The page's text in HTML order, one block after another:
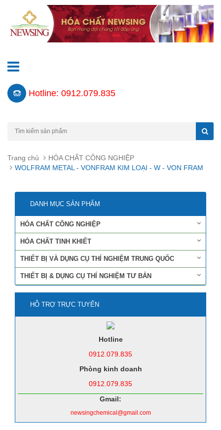
Hotline: 0912.079.835
Trang chủ
HÓA CHẤT CÔNG NGHIỆP
WOLFRAM METAL - VONFRAM KIM LOẠI - W - VON FRAM
DANH MỤC SẢN PHẨM
HÓA CHẤT CÔNG NGHIỆP
HÓA CHẤT TINH KHIẾT
THIẾT BỊ VÀ DỤNG CỤ THÍ NGHIỆM TRUNG QUỐC
THIẾT BỊ & DỤNG CỤ THÍ NGHIỆM TƯ BẢN
HỖ TRỢ TRỰC TUYẾN
Hotline
0912.079.835
Phòng kinh doanh
0912.079.835
Gmail:
newsingchemical@gmail.com